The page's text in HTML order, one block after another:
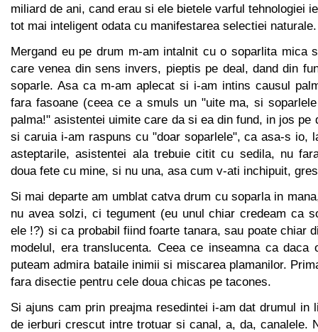
miliard de ani, cand erau si ele bietele varful tehnologiei
tot mai inteligent odata cu manifestarea selectiei naturale.
Mergand eu pe drum m-am intalnit cu o soparlita mica
care venea din sens invers, pieptis pe deal, dand din
soparle. Asa ca m-am aplecat si i-am intins causul
fara fasoane (ceea ce a smuls un "uite ma, si
palma!" asistentei uimite care da si ea din fund, in jos pe
si caruia i-am raspuns cu "doar soparlele", ca asa-s io,
asteptarile, asistentei ala trebuie citit cu sedila, nu
doua fete cu mine, si nu una, asa cum v-ati inchipuit,
Si mai departe am umblat catva drum cu soparla in
nu avea solzi, ci tegument (eu unul chiar credeam ca
ele !?) si ca probabil fiind foarte tanara, sau poate chiar
modelul, era translucenta. Ceea ce inseamna ca daca
puteam admira bataile inimii si miscarea plamanilor.
fara disectie pentru cele doua chicas pe tacones.
Si ajuns cam prin preajma resedintei i-am dat drumul in
de ierburi crescut intre trotuar si canal, a, da, canalele.